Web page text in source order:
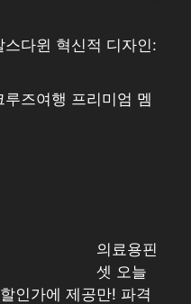
스다윈 혁신적 디자인:
루즈여행 프리미엄 멤
의료용핀
셋 오늘
만! 파격